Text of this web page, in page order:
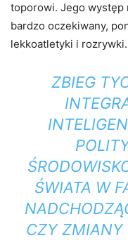
toporowi. Jego występ
bardzo oczekiwany,
lekkoatletyki i rozrywki.
ZBIEG
ŚWIATA W
CZY ZMIANY